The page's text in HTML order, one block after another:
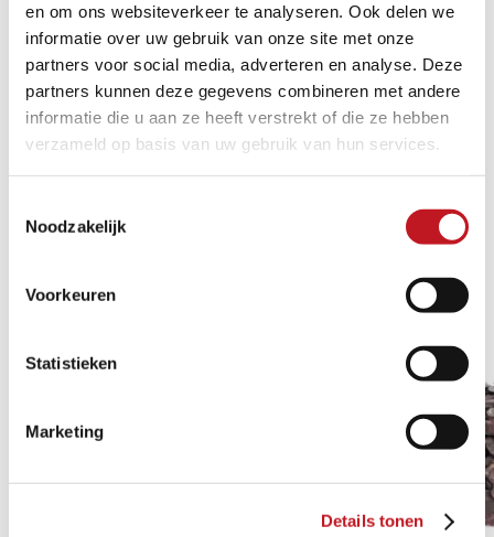
en om ons websiteverkeer te analyseren. Ook delen we
informatie over uw gebruik van onze site met onze
partners voor social media, adverteren en analyse. Deze
partners kunnen deze gegevens combineren met andere
informatie die u aan ze heeft verstrekt of die ze hebben
verzameld op basis van uw gebruik van hun services.
Noodzakelijk
Voorkeuren
Statistieken
Marketing
Details tonen
VERWERKING EN ONDERHOUD
PRODUCTEN
1/8